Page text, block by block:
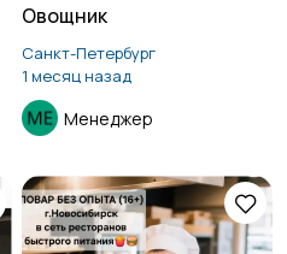
Овощник
Санкт-Петербург
1 месяц назад
Менеджер